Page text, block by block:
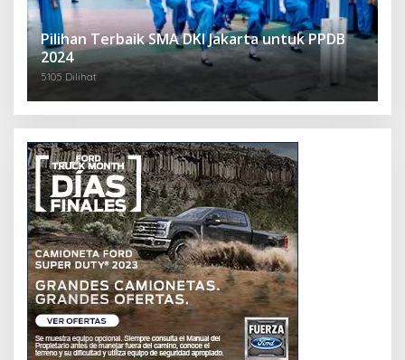
Pilihan Terbaik SMA DKI Jakarta untuk PPDB
2024
5105 Dilihat